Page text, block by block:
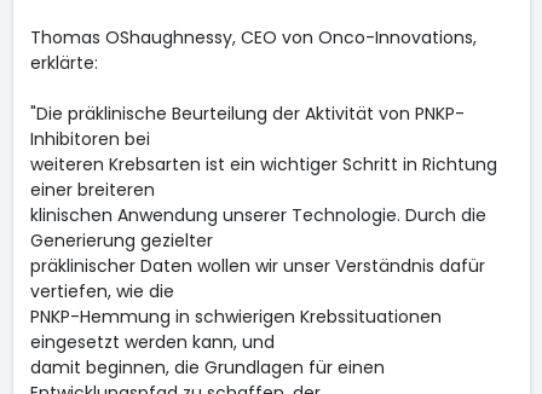
Thomas OShaughnessy, CEO von Onco-Innovations,
erklärte:
"Die präklinische Beurteilung der Aktivität von PNKP-
Inhibitoren bei
weiteren Krebsarten ist ein wichtiger Schritt in Richtung
einer breiteren
klinischen Anwendung unserer Technologie. Durch die
Generierung gezielter
präklinischer Daten wollen wir unser Verständnis dafür
vertiefen, wie die
PNKP-Hemmung in schwierigen Krebssituationen
eingesetzt werden kann, und
damit beginnen, die Grundlagen für einen